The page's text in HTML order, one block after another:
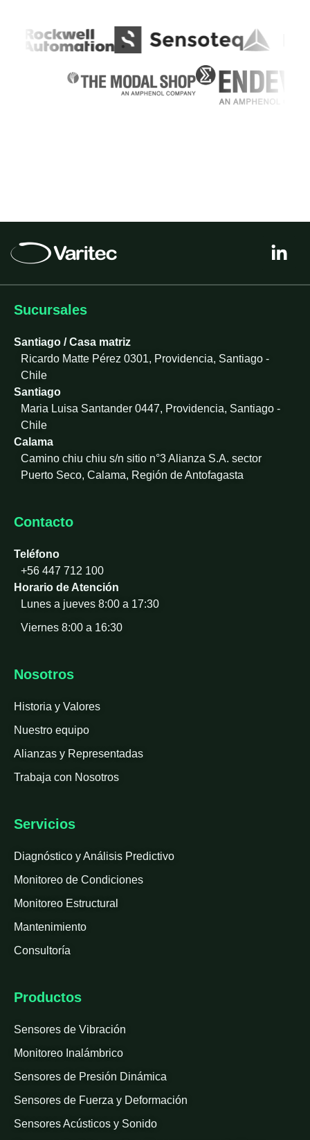
i
k
n
Sucursales
Santiago / Casa matriz
Ricardo Matte Pérez 0301, Providencia, Santiago -
Chile
Santiago
Maria Luisa Santander 0447, Providencia, Santiago -
Chile
Calama
Camino chiu chiu s/n sitio n°3 Alianza S.A. sector
Puerto Seco, Calama, Región de Antofagasta
Contacto
Teléfono
+56 447 712 100
Horario de Atención
Lunes a jueves 8:00 a 17:30
Viernes 8:00 a 16:30
Nosotros
Historia y Valores
Nuestro equipo
Alianzas y Representadas
Trabaja con Nosotros
Servicios
Diagnóstico y Análisis Predictivo
Monitoreo de Condiciones
Monitoreo Estructural
Mantenimiento
Consultoría
Productos
Sensores de Vibración
Monitoreo Inalámbrico
Sensores de Presión Dinámica
Sensores de Fuerza y Deformación
Sensores Acústicos y Sonido